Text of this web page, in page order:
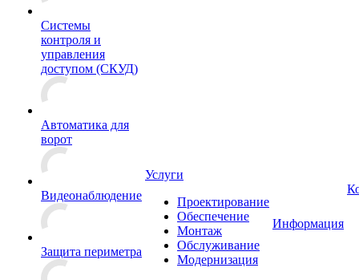
Системы
контроля и
управления
доступом (СКУД)
Автоматика для
ворот
Видеонаблюдение
Защита периметра
Услуги
Проектирование
Обеспечение
Монтаж
Обслуживание
Модернизация
Информация